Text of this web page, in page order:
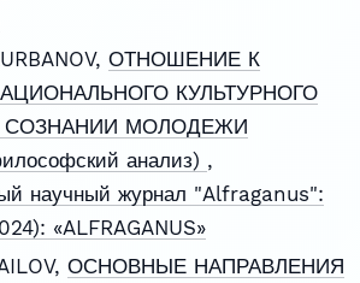
ОТНОШЕНИЕ К
КУЛЬТУРНОГО
СОЗНАНИИ МОЛОДЕЖИ
анализ) ,
научный журнал "Alfraganus":
«ALFRAGANUS»
ОСНОВНЫЕ НАПРАВЛЕНИЯ